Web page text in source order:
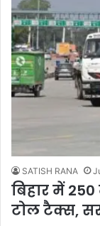
SATISH RANA
बिहार में
टोल टैक्स,